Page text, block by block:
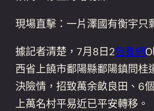
現場直擊：一片澤國有衡宇只
據記者清楚，7月8日2包養網0
西省上饒市鄱陽縣鄱陽鎮問桂
決險情，招致萬余畝良田、6
上萬名村平易近已平安轉移。